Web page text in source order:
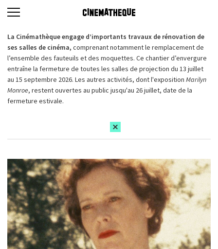
La Cinémathèque engage d’importants travaux de rénovation de
ses salles de cinéma, comprenant notamment le remplacement de
l’ensemble des fauteuils et des moquettes. Ce chantier d’envergure
entraîne la fermeture de toutes les salles de projection du 13 juillet
au 15 septembre 2026. Les autres activités, dont l'exposition Marilyn
Monroe, restent ouvertes au public jusqu'au 26 juillet, date de la
fermeture estivale.